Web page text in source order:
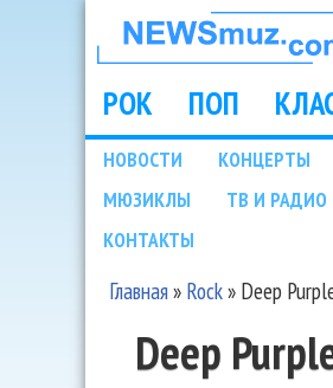
НОВОСТИ
МУЗЫКИ И
ШОУ БИЗНЕСА
NEWSMUZ.COM
Main menu
РОК ПОП
НОВОСТИ КОНЦЕРТЫ
МЮЗИКЛЫ
ТВ И РАДИО
КОНТАКТЫ
Главная» Rock» Deep
Deep